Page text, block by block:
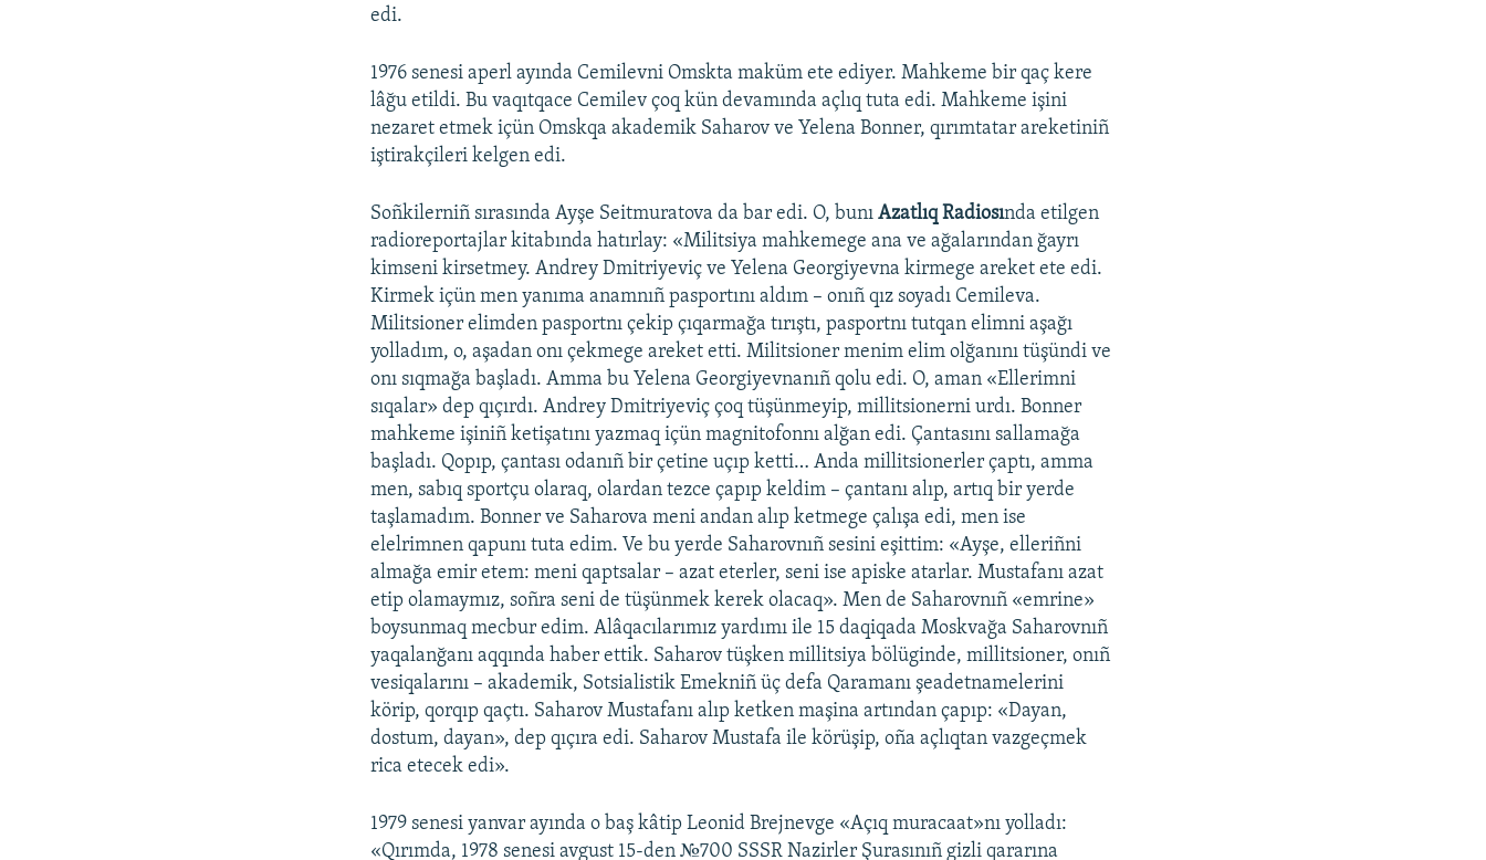
edi.
1976 senesi aperl ayında Cemilevni Omskta maküm ete ediyer. Mahkeme bir qaç kere
lâğu etildi. Bu vaqıtqace Cemilev çoq kün devamında açlıq tuta edi. Mahkeme işini
nezaret etmek içün Omskqa akademik Saharov ve Yelena Bonner, qırımtatar areketiniñ
iştirakçileri kelgen edi.
Soñkilerniñ sırasında Ayşe Seitmuratova da bar edi. O, bunıAzatlıq Radiosında etilgen
radioreportajlar kitabında hatırlay: «Militsiya mahkemege ana ve ağalarından ğayrı
kimseni kirsetmey. Andrey Dmitriyeviç ve Yelena Georgiyevna kirmege areket ete edi.
Kirmek içün men yanıma anamnıñ pasportını aldım – onıñ qız soyadı Cemileva.
Militsioner elimden pasportnı çekip çıqarmağa tırıştı, pasportnı tutqan elimni aşağı
yolladım, o, aşadan onı çekmege areket etti. Militsioner menim elim olğanını tüşündi ve
onı sıqmağa başladı. Amma bu Yelena Georgiyevnanıñ qolu edi. O, aman «Ellerimni
sıqalar» dep qıçırdı. Andrey Dmitriyeviç çoq tüşünmeyip, millitsionerni urdı. Bonner
mahkeme işiniñ ketişatını yazmaq içün magnitofonnı alğan edi. Çantasını sallamağa
başladı. Qopıp, çantası odanıñ bir çetine uçıp ketti… Anda millitsionerler çaptı, amma
men, sabıq sportçu olaraq, olardan tezce çapıp keldim – çantanı alıp, artıq bir yerde
taşlamadım. Bonner ve Saharova meni andan alıp ketmege çalışa edi, men ise
elelrimnen qapunı tuta edim. Ve bu yerde Saharovnıñ sesini eşittim: «Ayşe, elleriñni
almağa emir etem: meni qaptsalar – azat eterler, seni ise apiske atarlar. Mustafanı azat
etip olamaymız, soñra seni de tüşünmek kerek olacaq». Men de Saharovnıñ «emrine»
boysunmaq mecbur edim. Alâqacılarımız yardımı ile 15 daqiqada Moskvağa Saharovnıñ
yaqalanğanı aqqında haber ettik. Saharov tüşken millitsiya bölüginde, millitsioner, onıñ
vesiqalarını – akademik, Sotsialistik Emekniñ üç defa Qaramanı şeadetnamelerini
körip, qorqıp qaçtı. Saharov Mustafanı alıp ketken maşina artından çapıp: «Dayan,
dostum, dayan», dep qıçıra edi. Saharov Mustafa ile körüşip, oña açlıqtan vazgeçmek
rica etecek edi».
1979 senesi yanvar ayında o baş kâtip Leonid Brejnevge «Açıq muracaat»nı yolladı:
«Qırımda, 1978 senesi avgust 15-den №700 SSSR Nazirler Şurasınıñ gizli qararına